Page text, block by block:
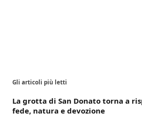
Gli articoli più letti
La grotta di San Donato torna a
fede, natura e devozione